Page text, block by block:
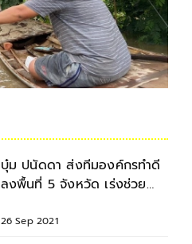
บุ๋ม ปนัดดา ส่งทีมองค์กรทำดี
ลงพื้นที่ 5 จังหวัด เร่งช่วย
26 Sep 2021